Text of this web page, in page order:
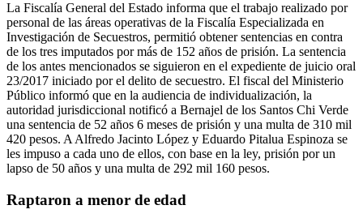
La Fiscalía General del Estado informa que el trabajo realizado por
personal de las áreas operativas de la Fiscalía Especializada en
Investigación de Secuestros, permitió obtener sentencias en contra
de los tres imputados por más de 152 años de prisión. La sentencia
de los antes mencionados se siguieron en el expediente de juicio oral
23/2017 iniciado por el delito de secuestro. El fiscal del Ministerio
Público informó que en la audiencia de individualización, la
autoridad jurisdiccional notificó a Bernajel de los Santos Chi Verde
una sentencia de 52 años 6 meses de prisión y una multa de 310 mil
420 pesos. A Alfredo Jacinto López y Eduardo Pitalua Espinoza se
les impuso a cada uno de ellos, con base en la ley, prisión por un
lapso de 50 años y una multa de 292 mil 160 pesos.
Raptaron a menor de edad